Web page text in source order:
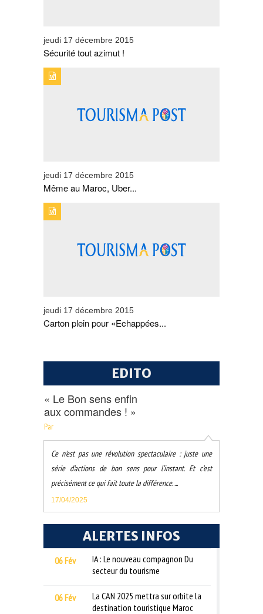
jeudi 17 décembre 2015
Sécurité tout azimut !
jeudi 17 décembre 2015
Même au Maroc, Uber...
jeudi 17 décembre 2015
Carton plein pour «Echappées...
EDITO
« Le Bon sens enfin
aux commandes ! »
Par
Ce n’est pas une révolution spectaculaire : juste une
série d’actions de bon sens pour l’instant. Et c’est
précisément ce qui fait toute la différence. ...
17/04/2025
ALERTES INFOS
06 Fév
IA : Le nouveau compagnon Du
secteur du tourisme
06 Fév
La CAN 2025 mettra sur orbite la
destination touristique Maroc